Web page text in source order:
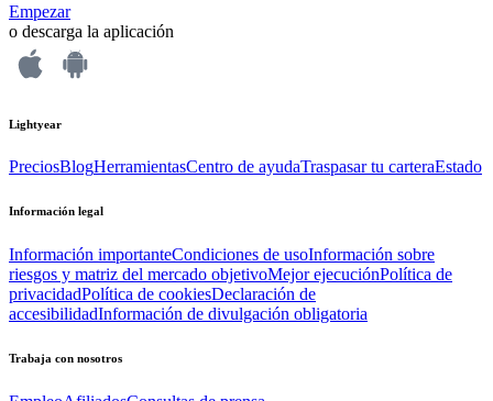
Empezar
o descarga la aplicación
Lightyear
PreciosBlogHerramientasCentro de ayudaTraspasar tu carteraEstado
Información legal
Información importanteCondiciones de usoInformación sobre
riesgos y matriz del mercado objetivoMejor ejecuciónPolítica de
privacidadPolítica de cookiesDeclaración de
accesibilidadInformación de divulgación obligatoria
Trabaja con nosotros